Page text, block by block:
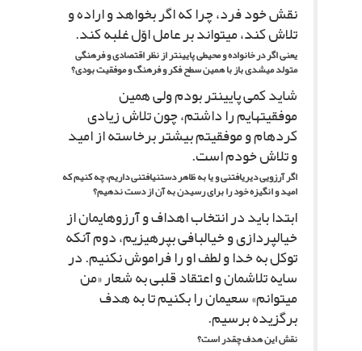
نقش خود فرد، چرا که اگر بخواهد و اراده و
تلاش کند، مى‏تواند بر عامل اوّل غلبه کند.
یعنى اگر در خانواده و محیطى پایین‏تر از نظر اقتصادى و فرهنگى
متولد مى‏شدى باز با همین سطح فکر و فرهنگ و موفقیت بودى؟
شاید کمى پایین‏تر بودم ولى همین
موفقیت‏هایم را داشتم، چون تلاش زیادى
کرده‏ام و موفقیتم بیشتر برخاسته از امید
و تلاش خودم است.
اگر آرزویى دیریافتنى و یا به ظاهر دست‏نیافتنى داریم، چه کنیم که
امید و انگیزه خود را براى رسیدن به آن از دست ندهیم؟
ابتدا باید در انتخاب اهداف و آرزوهایمان از
خیال‏پردازى و خیالبافى بپرهیزیم، دوم آنکه
توکل به خدا و لطف او را فراموش نکنیم. در
سایه تلاش‏مان و اعتقاد قلبى به شعار «من
مى‏توانم» سعى‏مان را بکنیم تا به هدف
برگزیده برسیم.
نقش این هدف چقدر است؟